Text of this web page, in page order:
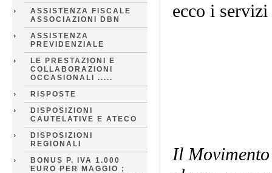
ASSISTENZA FISCALE
ASSOCIAZIONI DBN
ASSISTENZA
PREVIDENZIALE
LE PRESTAZIONI E
COLLABORAZIONI
OCCASIONALI .....
RISPOSTE
DISPOSIZIONI
CAUTELATIVE E ATECO
DISPOSIZIONI
REGIONALI
BONUS P. IVA 1.000
EURO PER MAGGIO ;
ecco i
Il